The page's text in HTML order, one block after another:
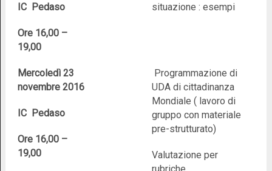
IC Pedaso
Ore 16,00 –
19,00
situazione : esempi
Mercoledì 23
novembre 2016
IC Pedaso
Ore 16,00 –
19,00
Programmazione di
UDA di cittadinanza
Mondiale ( lavoro di
gruppo con materiale
pre-strutturato)
Valutazione per